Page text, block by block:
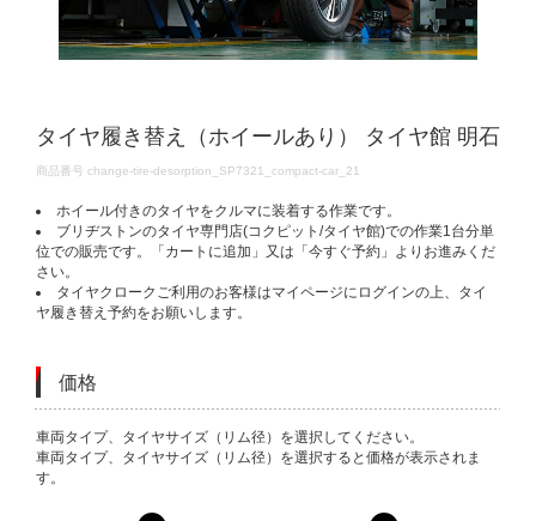
タイヤ履き替え（ホイールあり） タイヤ館 明石
DETAILS
商品番号 change-tire-desorption_SP7321_compact-car_21
ホイール付きのタイヤをクルマに装着する作業です。
ブリヂストンのタイヤ専門店(コクピット/タイヤ館)での作業1台分単
位での販売です。「カートに追加」又は「今すぐ予約」よりお進みくだ
さい。
タイヤクロークご利用のお客様はマイページにログインの上、タイ
ヤ履き替え予約をお願いします。
価格
VARIATIONS
車両タイプ、タイヤサイズ（リム径）を選択してください。
車両タイプ、タイヤサイズ（リム径）を選択すると価格が表示されま
す。